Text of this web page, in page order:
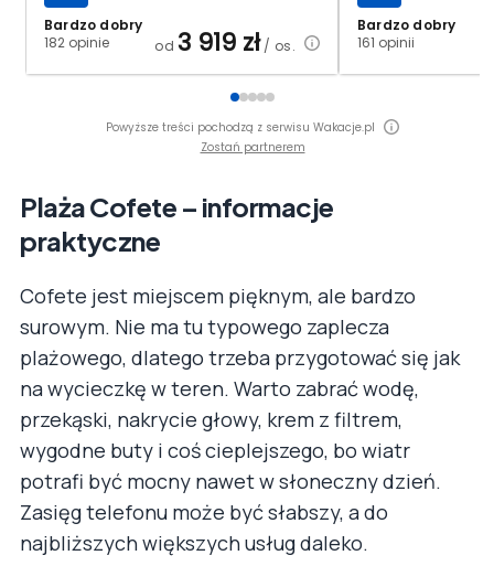
Bardzo dobry
182 opinie
od 3 919 zł/ os.
Bardzo dobry
161 opinii
Powyższe treści pochodzą z serwisu Wakacje.pl
Zostań partnerem
Plaża Cofete – informacje
praktyczne
Cofete jest miejscem pięknym, ale bardzo
surowym. Nie ma tu typowego zaplecza
plażowego, dlatego trzeba przygotować się jak
na wycieczkę w teren. Warto zabrać wodę,
przekąski, nakrycie głowy, krem z filtrem,
wygodne buty i coś cieplejszego, bo wiatr
potrafi być mocny nawet w słoneczny dzień.
Zasięg telefonu może być słabszy, a do
najbliższych większych usług daleko.